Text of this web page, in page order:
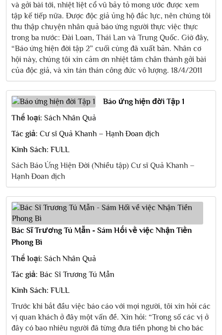
và gởi bài tới, nhiệt liệt cổ vũ bảy tỏ mong ước được xem
tập kế tiếp nữa. Được độc giả ủng hộ đắc lực, nên chúng tôi
thu thập chuyện nhân quả báo ứng người thực việc thực
trong ba nước: Đài Loan, Thái Lan và Trung Quốc. Giờ đây,
“Báo ứng hiện đời tập 2” cuối cùng đã xuất bản. Nhân cơ
hội này, chúng tôi xin cảm ơn nhiệt tâm chân thành gởi bài
của độc giả, và xin tán thán công đức vô lượng. 18/4/2011
Báo ứng hiện đời Tập 1
Thể loại: Sách Nhân Quả
Tác giả: Cư sĩ Quả Khanh – Hạnh Đoan dịch
Kinh Sách: FULL
Sách Báo Ứng Hiện Đời (Nhiều tập) Cư sĩ Quả Khanh –
Hạnh Đoan dịch
Bác Sĩ Trương Tú Mẫn - Sám Hối về việc Nhận Tiền
Phong Bì
Thể loại: Sách Nhân Quả
Tác giả: Bác Sĩ Trương Tú Mẫn
Kinh Sách: FULL
Trước khi bắt đầu việc báo cáo với mọi người, tôi xin hỏi các
vị quan khách ở đây một vấn đề. Xin hỏi: “Trong số các vị ở
đây có bao nhiêu người đã từng đưa tiền phong bì cho bác